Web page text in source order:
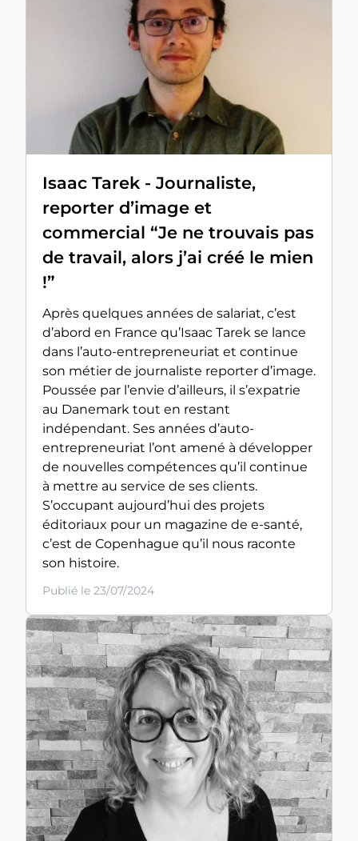
Isaac Tarek - Journaliste,
reporter d’image et
commercial “Je ne trouvais pas
de travail, alors j’ai créé le mien
!”
Après quelques années de salariat, c’est
d’abord en France qu’Isaac Tarek se lance
dans l’auto-entrepreneuriat et continue
son métier de journaliste reporter d’image.
Poussée par l’envie d’ailleurs, il s’expatrie
au Danemark tout en restant
indépendant. Ses années d’auto-
entrepreneuriat l’ont amené à développer
de nouvelles compétences qu’il continue
à mettre au service de ses clients.
S’occupant aujourd’hui des projets
éditoriaux pour un magazine de e-santé,
c’est de Copenhague qu’il nous raconte
son histoire.
Publié le 23/07/2024